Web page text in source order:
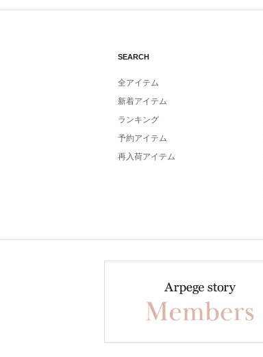
SEARCH
全アイテム
新着アイテム
ランキング
予約アイテム
再入荷アイテム